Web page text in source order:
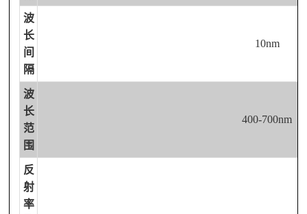
波
长
间
隔
10nm
波
长
范
围
400-700nm
反
射
率